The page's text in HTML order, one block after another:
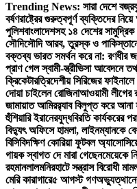
Trending News: সারা দেশে
বর্ষণরাষ্ট্রের গুরুত্বপূর্ণ ব্যক্তিদের
পুলিশবাংলাদেশসহ ১৪ দেশের
সৌদিসৌদি আরব, তুরস্ক ও
বক্তব্য ভারত সমর্থন করে না: রণধীর
প্রাণ গেল স্বামী-স্ত্রীভিসা আবেদনে
ক্রিকেটারত্রিদেশীয় সিরিজের ফাইনালে
দোয়া চাইলেন রোজিনাআওয়ামী লীগের
জামায়াত আমিরর‍্যাব বিলুপ্ত করে আনা
হুঁশিয়ারি ইরানেরযুদ্ধবিরতি কার্যকরের
বিদ্যুৎ অফিসে হামলা, লাইনম্যানকে
বিসিবিদক্ষিণ কোরিয়া ফুটবল
গায়ক স্বাগত দে মারা গেছেনমেয়েকে
রহমানলালমনিরহাটে সন্ত্রাস বিরোধী
মেরি কারাগারে৫ আগস্ট গণঅভ্যুত্থানের